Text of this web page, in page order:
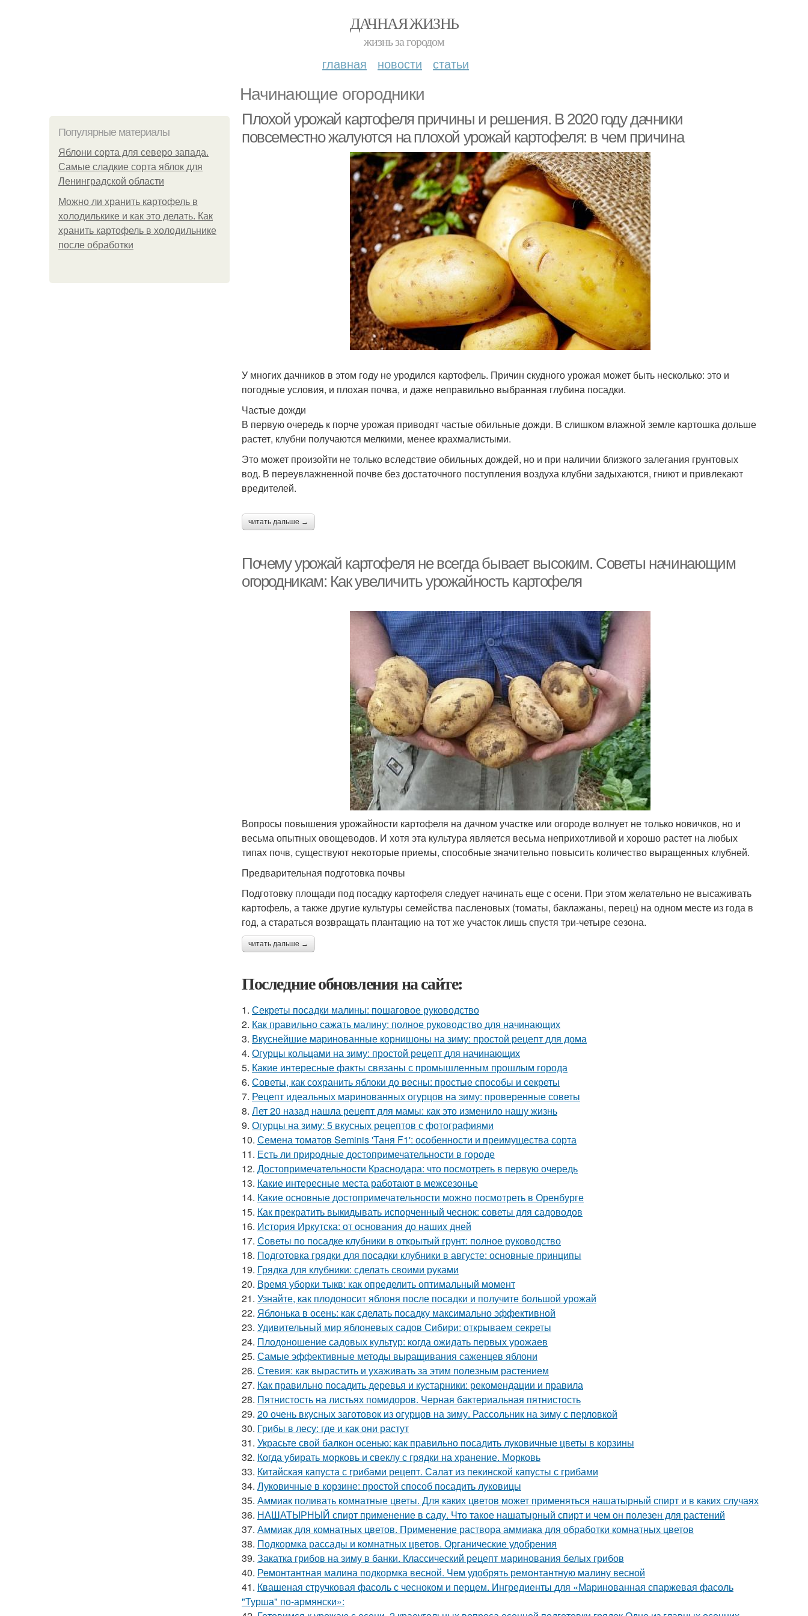
ДАЧНАЯ ЖИЗНЬ
жизнь за городом
главная новости статьи
Начинающие огородники
Популярные материалы
Яблони сорта для северо запада.
Самые сладкие сорта яблок для
Ленинградской области
Можно ли хранить картофель в
холодилькике и как это делать. Как
хранить картофель в холодильнике
после обработки
Плохой урожай картофеля причины и решения. В 2020 году дачники
повсеместно жалуются на плохой урожай картофеля: в чем причина
У многих дачников в этом году не уродился картофель. Причин скудного урожая может быть несколько: это и
погодные условия, и плохая почва, и даже неправильно выбранная глубина посадки.
Частые дожди
В первую очередь к порче урожая приводят частые обильные дожди. В слишком влажной земле картошка дольше
растет, клубни получаются мелкими, менее крахмалистыми.
Это может произойти не только вследствие обильных дождей, но и при наличии близкого залегания грунтовых
вод. В переувлажненной почве без достаточного поступления воздуха клубни задыхаются, гниют и привлекают
вредителей.
читать дальше →
Почему урожай картофеля не всегда бывает высоким. Советы начинающим
огородникам: Как увеличить урожайность картофеля
Вопросы повышения урожайности картофеля на дачном участке или огороде волнует не только новичков, но и
весьма опытных овощеводов. И хотя эта культура является весьма неприхотливой и хорошо растет на любых
типах почв, существуют некоторые приемы, способные значительно повысить количество выращенных клубней.
Предварительная подготовка почвы
Подготовку площади под посадку картофеля следует начинать еще с осени. При этом желательно не высаживать
картофель, а также другие культуры семейства пасленовых (томаты, баклажаны, перец) на одном месте из года в
год, а стараться возвращать плантацию на тот же участок лишь спустя три-четыре сезона.
читать дальше →
Последние обновления на сайте:
1. Секреты посадки малины: пошаговое руководство
2. Как правильно сажать малину: полное руководство для начинающих
3. Вкуснейшие маринованные корнишоны на зиму: простой рецепт для дома
4. Огурцы кольцами на зиму: простой рецепт для начинающих
5. Какие интересные факты связаны с промышленным прошлым города
6. Советы, как сохранить яблоки до весны: простые способы и секреты
7. Рецепт идеальных маринованных огурцов на зиму: проверенные советы
8. Лет 20 назад нашла рецепт для мамы: как это изменило нашу жизнь
9. Огурцы на зиму: 5 вкусных рецептов с фотографиями
10. Семена томатов Seminis 'Таня F1': особенности и преимущества сорта
11. Есть ли природные достопримечательности в городе
12. Достопримечательности Краснодара: что посмотреть в первую очередь
13. Какие интересные места работают в межсезонье
14. Какие основные достопримечательности можно посмотреть в Оренбурге
15. Как прекратить выкидывать испорченный чеснок: советы для садоводов
16. История Иркутска: от основания до наших дней
17. Советы по посадке клубники в открытый грунт: полное руководство
18. Подготовка грядки для посадки клубники в августе: основные принципы
19. Грядка для клубники: сделать своими руками
20. Время уборки тыкв: как определить оптимальный момент
21. Узнайте, как плодоносит яблоня после посадки и получите большой урожай
22. Яблонька в осень: как сделать посадку максимально эффективной
23. Удивительный мир яблоневых садов Сибири: открываем секреты
24. Плодоношение садовых культур: когда ожидать первых урожаев
25. Самые эффективные методы выращивания саженцев яблони
26. Стевия: как вырастить и ухаживать за этим полезным растением
27. Как правильно посадить деревья и кустарники: рекомендации и правила
28. Пятнистость на листьях помидоров. Черная бактериальная пятнистость
29. 20 очень вкусных заготовок из огурцов на зиму. Рассольник на зиму с перловкой
30. Грибы в лесу: где и как они растут
31. Украсьте свой балкон осенью: как правильно посадить луковичные цветы в корзины
32. Когда убирать морковь и свеклу с грядки на хранение. Морковь
33. Китайская капуста с грибами рецепт. Салат из пекинской капусты с грибами
34. Луковичные в корзине: простой способ посадить луковицы
35. Аммиак поливать комнатные цветы. Для каких цветов может применяться нашатырный спирт и в каких случаях
36. НАШАТЫРНЫЙ спирт применение в саду. Что такое нашатырный спирт и чем он полезен для растений
37. Аммиак для комнатных цветов. Применение раствора аммиака для обработки комнатных цветов
38. Подкормка рассады и комнатных цветов. Органические удобрения
39. Закатка грибов на зиму в банки. Классический рецепт маринования белых грибов
40. Ремонтантная малина подкормка весной. Чем удобрять ремонтантную малину весной
41. Квашеная стручковая фасоль с чесноком и перцем. Ингредиенты для «Маринованная спаржевая фасоль
"Турша" по-армянски»: